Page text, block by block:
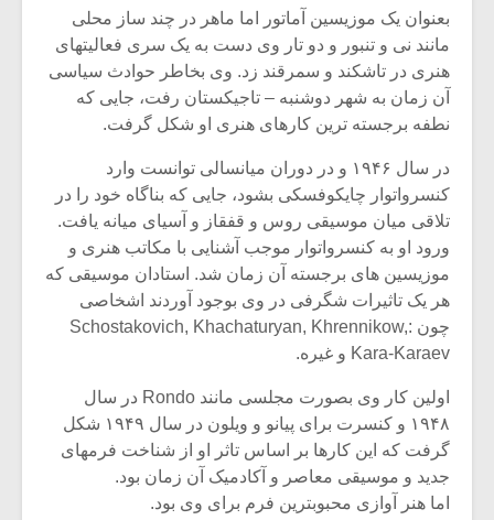
بعنوان یک موزیسین آماتور اما ماهر در چند ساز محلی
مانند نی و تنبور و دو تار وی دست به یک سری فعالیتهای
هنری در تاشکند و سمرقند زد. وی بخاطر حوادث سیاسی
آن زمان به شهر دوشنبه – تاجیکستان رفت، جایی که
نطفه برجسته ترین کارهای هنری او شکل گرفت.
در سال ۱۹۴۶ و در دوران میانسالی توانست وارد
کنسرواتوار چایکوفسکی بشود، جایی که بناگاه خود را در
تلاقی میان موسیقی روس و قفقاز و آسیای میانه یافت.
ورود او به کنسرواتوار موجب آشنایی با مکاتب هنری و
موزیسین های برجسته آن زمان شد. استادان موسیقی که
هر یک تاثیرات شگرفی در وی بوجود آوردند اشخاصی
چون :Schostakovich, Khachaturyan, Khrennikow,
Kara-Karaev و غیره.
اولین کار وی بصورت مجلسی مانند Rondo در سال
۱۹۴۸ و کنسرت برای پیانو و ویلون در سال ۱۹۴۹ شکل
گرفت که این کارها بر اساس تاثر او از شناخت فرمهای
جدید و موسیقی معاصر و آکادمیک آن زمان بود.
اما هنر آوازی محبوبترین فرم برای وی بود.